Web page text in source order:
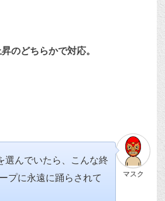
のどちらかで対応。
マスク
選んでいたら、こんな終
プに永遠に踊らされて